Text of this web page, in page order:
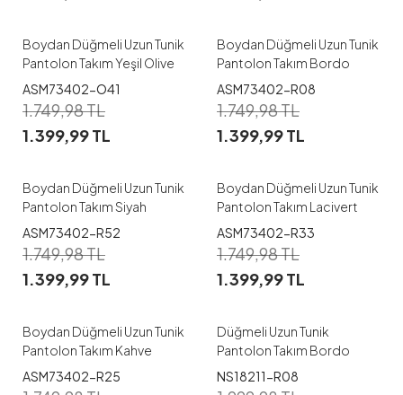
Boydan Düğmeli Uzun Tunik
Pantolon Takım Yeşil Olive
ASM73402-O41
1.749,98TL
1.399,99TL
Boydan Düğmeli Uzun Tunik
Pantolon Takım Bordo
ASM73402-R08
1.749,98TL
1.399,99TL
38 40 42
Boydan Düğmeli Uzun Tunik
Pantolon Takım Siyah
ASM73402-R52
1.749,98TL
1.399,99TL
38 40
Boydan Düğmeli Uzun Tunik
Pantolon Takım Lacivert
ASM73402-R33
1.749,98TL
1.399,99TL
38 40
Boydan Düğmeli Uzun Tunik
Pantolon Takım Kahve
ASM73402-R25
M L XL
Düğmeli Uzun Tunik
Pantolon Takım Bordo
NS18211-R08